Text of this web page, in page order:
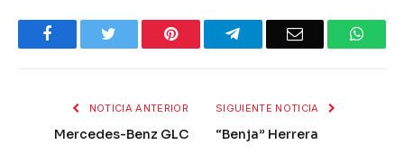
Facebook Pinterest TelegramEmail
NOTICIA ANTERIOR
Mercedes-Benz GLC
SIGUIENTE NOTICIA
“Benja” Herrera